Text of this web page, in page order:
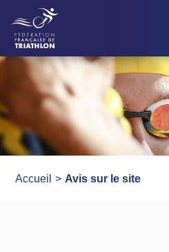
Accueil Avis sur le site
Panneau de gestion des